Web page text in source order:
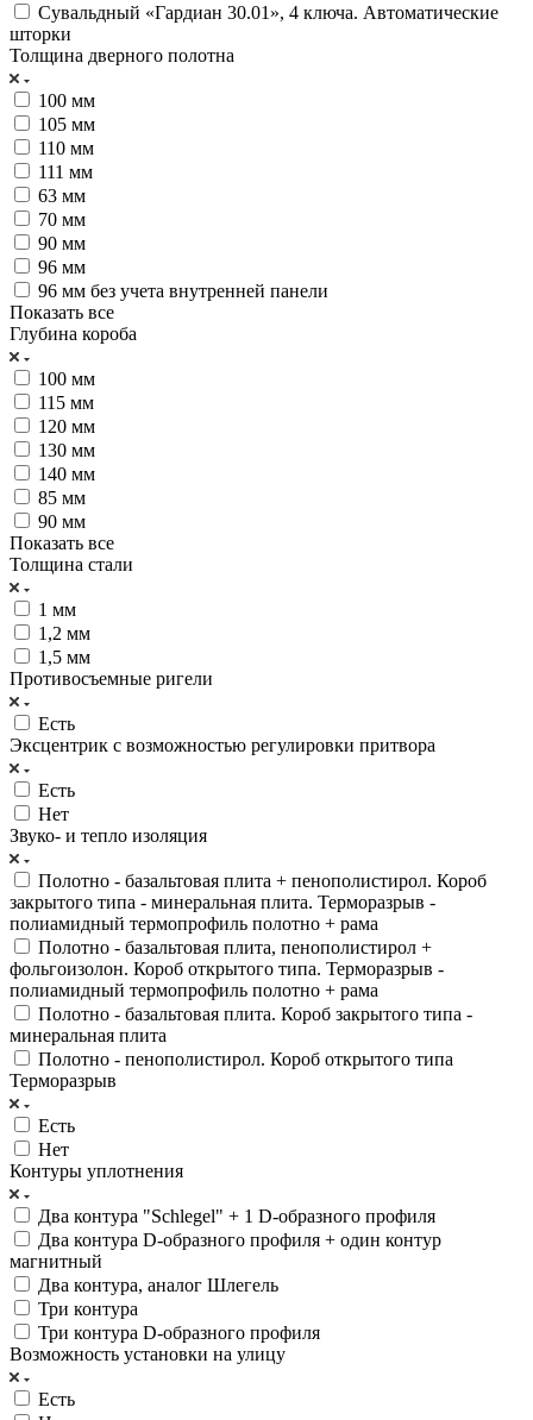
Сувальдный «Гардиан 30.01», 4 ключа. Автоматические
шторки
Толщина дверного полотна
100 мм
105 мм
110 мм
111 мм
63 мм
70 мм
90 мм
96 мм
96 мм без учета внутренней панели
Показать все
Глубина короба
100 мм
115 мм
120 мм
130 мм
140 мм
85 мм
90 мм
Показать все
Толщина стали
1 мм
1,2 мм
1,5 мм
Противосъемные ригели
Есть
Эксцентрик с возможностью регулировки притвора
Есть
Нет
Звуко- и тепло изоляция
Полотно - базальтовая плита + пенополистирол. Короб
закрытого типа - минеральная плита. Терморазрыв -
полиамидный термопрофиль полотно + рама
Полотно - базальтовая плита, пенополистирол +
фольгоизолон. Короб открытого типа. Терморазрыв -
полиамидный термопрофиль полотно + рама
Полотно - базальтовая плита. Короб закрытого типа -
минеральная плита
Полотно - пенополистирол. Короб открытого типа
Терморазрыв
Есть
Нет
Контуры уплотнения
Два контура "Schlegel" + 1 D-образного профиля
Два контура D-образного профиля + один контур
магнитный
Два контура, аналог Шлегель
Три контура
Три контура D-образного профиля
Возможность установки на улицу
Есть